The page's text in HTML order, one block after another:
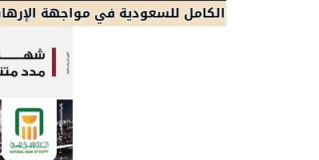
الكامل للسعودية في مواجهة الإرهاب